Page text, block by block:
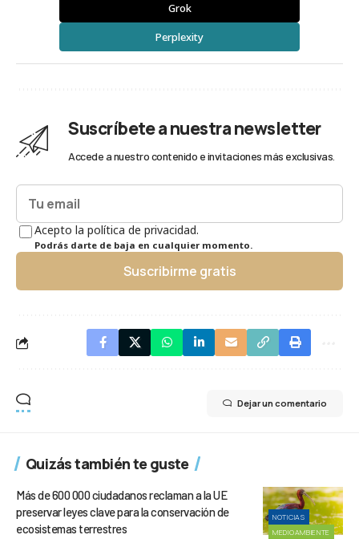
Grok
Perplexity
Suscríbete a nuestra newsletter
Accede a nuestro contenido e invitaciones más exclusivas.
Acepto la política de privacidad.
Podrás darte de baja en cualquier momento.
Suscribirme gratis
Dejar un comentario
Quizás también te guste
NOTICIAS
MEDIOAMBIENTE
Más de 600 000 ciudadanos reclaman a la UE
preservar leyes clave para la conservación de
ecosistemas terrestres